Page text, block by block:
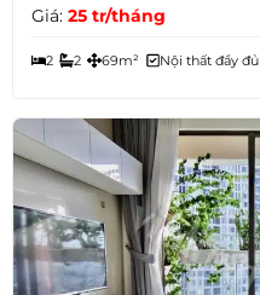
Giá: 25 tr/tháng
2 2 69m² Nội thất đầy đủ